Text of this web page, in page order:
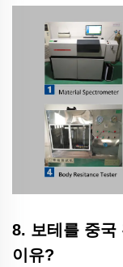
8. 보테를 중국
이유?